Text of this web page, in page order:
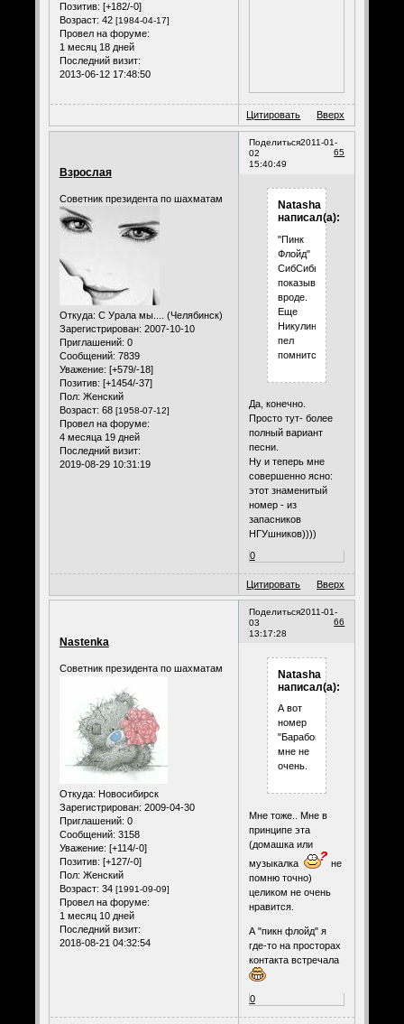
Позитив: [+182/-0]
Возраст: 42 [1984-04-17]
Провел на форуме:
1 месяц 18 дней
Последний визит:
2013-06-12 17:48:50
Цитировать Вверх
Поделиться
65
2011-01-
02
15:40:49
Взрослая
Советник президента по шахматам
Откуда: С Урала мы.... (Челябинск)
Зарегистрирован: 2007-10-10
Приглашений: 0
Сообщений: 7839
Уважение: [+579/-18]
Позитив: [+1454/-37]
Пол: Женский
Возраст: 68 [1958-07-12]
Провел на форуме:
4 месяца 19 дней
Последний визит:
2019-08-29 10:31:19
Natasha
написал(а):
"Пинк
Флойд"
СибСибы
показывали
вроде.
Еще
Никулин
пел
помнится.
Да, конечно.
Просто тут- более
полный вариант
песни.
Ну и теперь мне
совершенно ясно:
этот знаменитый
номер - из
запасников
НГУшников))))
0
Цитировать Вверх
Поделиться
66
2011-01-
03
13:17:28
Nastenka
Советник президента по шахматам
Откуда: Новосибирск
Зарегистрирован: 2009-04-30
Приглашений: 0
Сообщений: 3158
Уважение: [+114/-0]
Позитив: [+127/-0]
Пол: Женский
Возраст: 34 [1991-09-09]
Провел на форуме:
1 месяц 10 дней
Последний визит:
2018-08-21 04:32:54
Natasha
написал(а):
А вот
номер
"Барабонщик"
мне не
очень.
Мне тоже.. Мне в
принципе эта
(домашка или
музыкалка
не
помню точно)
целиком не очень
нравится.
А "пикн флойд" я
где-то на просторах
контакта встречала
0